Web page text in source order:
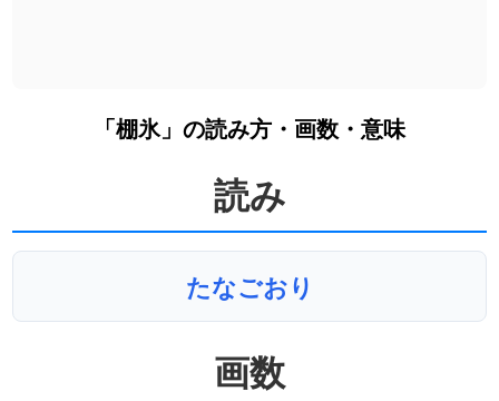
「棚氷」の読み方・画数・意味
読み
たなごおり
画数